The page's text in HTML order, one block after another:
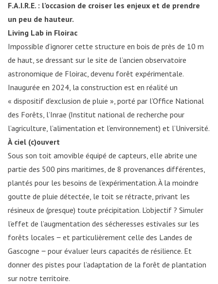
F.A.I.R.E. : l’occasion de croiser les enjeux et de prendre
un peu de hauteur.
Living Lab in Floirac
Impossible d’ignorer cette structure en bois de près de 10 m
de haut, se dressant sur le site de l’ancien observatoire
astronomique de Floirac, devenu forêt expérimentale.
Inaugurée en 2024, la construction est en réalité un
« dispositif d’exclusion de pluie », porté par l’Office National
des Forêts, l’Inrae (Institut national de recherche pour
l’agriculture, l’alimentation et l’environnement) et l’Université.
À ciel (c)ouvert
Sous son toit amovible équipé de capteurs, elle abrite une
partie des 500 pins maritimes, de 8 provenances différentes,
plantés pour les besoins de l’expérimentation. À la moindre
goutte de pluie détectée, le toit se rétracte, privant les
résineux de (presque) toute précipitation. L’objectif ? Simuler
l’effet de l’augmentation des sécheresses estivales sur les
forêts locales ‒ et particulièrement celle des Landes de
Gascogne ‒ pour évaluer leurs capacités de résilience. Et
donner des pistes pour l’adaptation de la forêt de plantation
sur notre territoire.